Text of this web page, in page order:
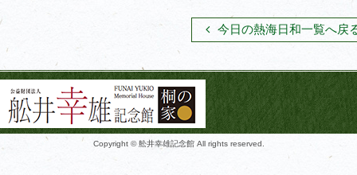
今日の熱海日和一覧へ戻
Copyright © 舩井幸雄記念館 All rights reserved.